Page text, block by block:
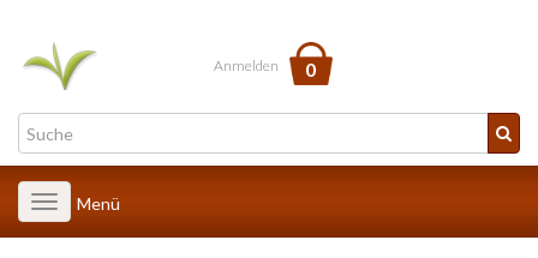
Anmelden 0
Toggle
navigation
Menü